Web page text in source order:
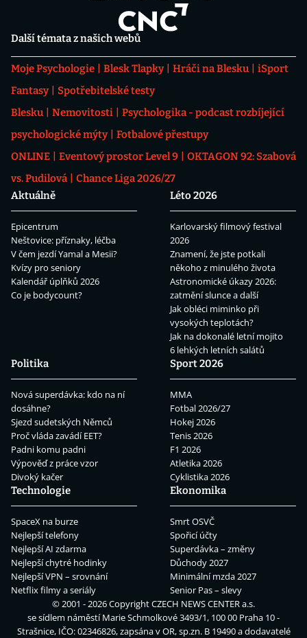
Další témata z našich webů
Moje Psychologie Blesk Tlapky Hráči na Blesku
iSport
Fantasy
Spotřebitelské testy
Blesku
Nemovitosti
Psychologika - podcast rozbíjející
psychologické mýty
Fotbalové přestupy
ONLINE
Eventový prostor Level 9
OKTAGON 92: Szabová
vs. Pudilová
Chance Liga 2026/27
Aktuálně
Epicentrum
Neštovice: příznaky, léčba
V čem jezdí Yamal a Mesii?
Kvízy pro seniory
Kalendář úplňků 2026
Co je bodycount?
Léto 2026
Karlovarský filmový festival
2026
Znamení, že jste potkali
někoho z minulého života
Astronomické úkazy 2026:
zatmění slunce a další
Jak obléci miminko při
vysokých teplotách?
Jak na dokonalé letní mojito
6 lehkých letních salátů
Politika
Nová superdávka: kdo na ní
dosáhne?
Sjezd sudetských Němců
Proč vláda zavádí EET?
Padni komu padni
Výpověď z práce vzor
Divoký kačer
Sport 2026
MMA
Fotbal 2026/27
Hokej 2026
Tenis 2026
F1 2026
Atletika 2026
Cyklistika 2026
Technologie
SpaceX na burze
Nejlepší telefony
Nejlepší AI zdarma
Nejlepší chytré hodinky
Nejlepší VPN – srovnání
Netflix filmy a seriály
Ekonomika
Smrt OSVČ
Spořicí účty
Superdávka – změny
Důchody 2027
Minimální mzda 2027
Senior Pas – slevy
© 2001 - 2026 CopyrightCZECH NEWS CENTER a.s.
se sídlem náměstí Marie Schmolkové 3493/1, 100 00 Praha 10 -
Strašnice, IČO: 02346826, zapsána v OR, sp.zn. B 19490 a dodavatelé